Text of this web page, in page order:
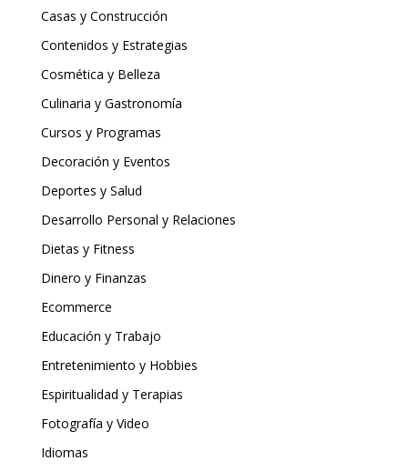
Casas y Construcción
Contenidos y Estrategias
Cosmética y Belleza
Culinaria y Gastronomía
Cursos y Programas
Decoración y Eventos
Deportes y Salud
Desarrollo Personal y Relaciones
Dietas y Fitness
Dinero y Finanzas
Ecommerce
Educación y Trabajo
Entretenimiento y Hobbies
Espiritualidad y Terapias
Fotografía y Video
Idiomas